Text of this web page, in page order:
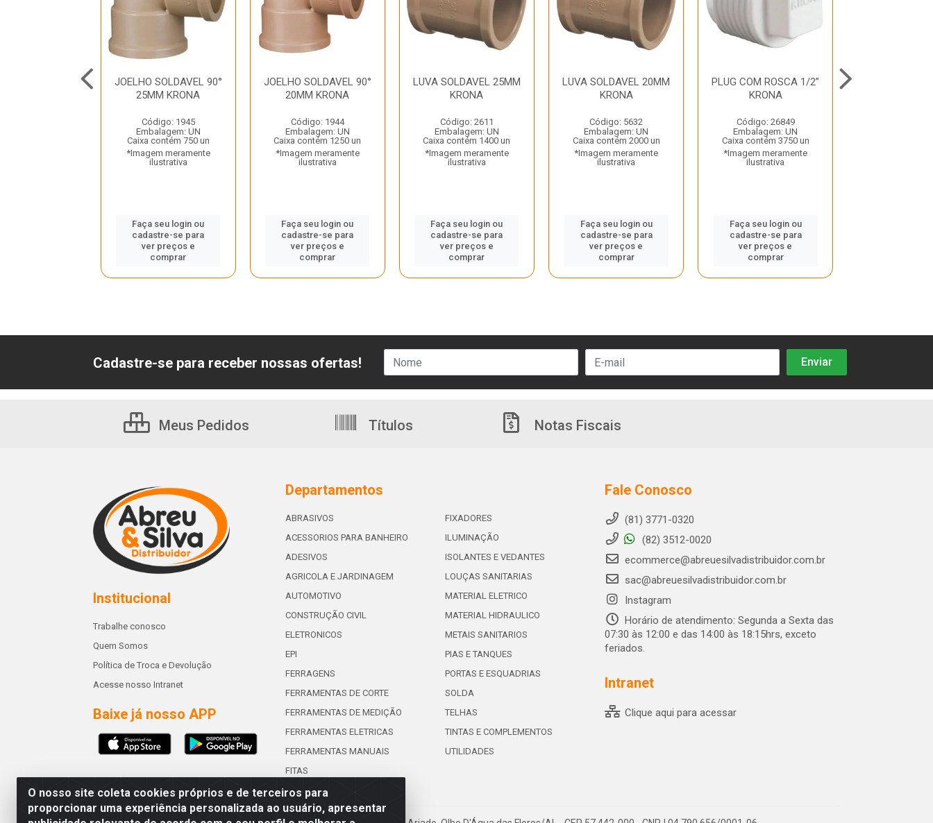
JOELHO SOLDAVEL 90°
25MM KRONA
Código: 1945
Embalagem: UN
Caixa contém 750 un
*Imagem meramente
ilustrativa
Faça seu login ou
cadastre-se para
ver preços e
comprar
JOELHO SOLDAVEL 90°
20MM KRONA
Código: 1944
Embalagem: UN
Caixa contém 1250 un
*Imagem meramente
ilustrativa
Faça seu login ou
cadastre-se para
ver preços e
comprar
LUVA SOLDAVEL 25MM
KRONA
Código: 2611
Embalagem: UN
Caixa contém 1400 un
*Imagem meramente
ilustrativa
Faça seu login ou
cadastre-se para
ver preços e
comprar
LUVA SOLDAVEL 20MM
KRONA
Código: 5632
Embalagem: UN
Caixa contém 2000 un
*Imagem meramente
ilustrativa
Faça seu login ou
cadastre-se para
ver preços e
comprar
PLUG COM ROSCA 1/2”
KRONA
Código: 26849
Embalagem: UN
Caixa contém 3750 un
*Imagem meramente
ilustrativa
Faça seu login ou
cadastre-se para
ver preços e
comprar
O nosso site coleta cookies próprios e de terceiros para
proporcionar uma experiência personalizada ao usuário, apresentar
Cadastre-se para receber nossas ofertas!
Meus Pedidos Títulos Notas Fiscais
Institucional
Trabalhe conosco
Quem Somos
Política de Troca e Devolução
Acesse nosso Intranet
Baixe já nosso APP
Departamentos
ABRASIVOS
ACESSORIOS PARA BANHEIRO
ADESIVOS
AGRICOLA E JARDINAGEM
AUTOMOTIVO
CONSTRUÇÃO CIVIL
ELETRONICOS
EPI
FERRAGENS
FERRAMENTAS DE CORTE
FERRAMENTAS DE MEDIÇÃO
FERRAMENTAS ELETRICAS
FERRAMENTAS MANUAIS
FITAS
FIXADORES
ILUMINAÇÃO
ISOLANTES E VEDANTES
LOUÇAS SANITARIAS
MATERIAL ELETRICO
MATERIAL HIDRAULICO
METAIS SANITARIOS
PIAS E TANQUES
PORTAS E ESQUADRIAS
SOLDA
TELHAS
TINTAS E COMPLEMENTOS
UTILIDADES
Fale Conosco
(81) 3771-0320
(82) 3512-0020
ecommerce@abreuesilvadistribuidor.com.br
sac@abreuesilvadistribuidor.com.br
Instagram
Horário de atendimento: Segunda a Sexta das
07:30 às 12:00 e das 14:00 às 18:15hrs, exceto
feriados.
Intranet
Clique aqui para acessar